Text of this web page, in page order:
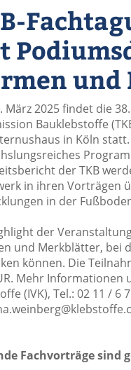
März 2025 findet die
Bauklebstoffe
in Köln
der TKB
in ihren Vorträgen
in der
der
und Merkblätter, bei
können. Die
Mehr
(IVK), Tel.: 02 11 / 6
Fachvorträge sind